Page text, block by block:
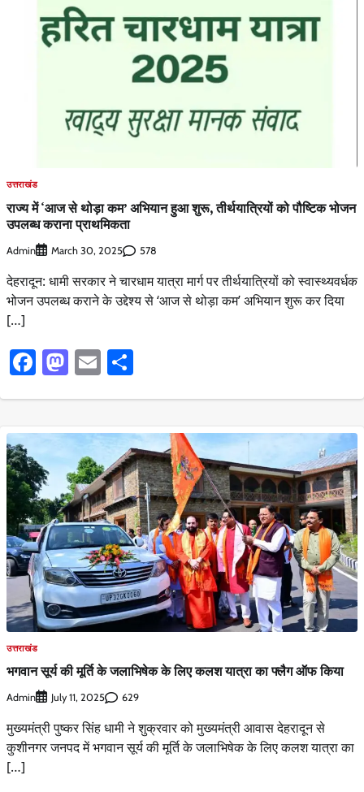
उत्तराखंड
राज्य में ‘आज से थोड़ा कम’ अभियान हुआ शुरू, तीर्थयात्रियों को पौष्टिक भोजन
उपलब्ध कराना प्राथमिकता
Admin March 30, 2025 578
देहरादून: धामी सरकार ने चारधाम यात्रा मार्ग पर तीर्थयात्रियों को स्वास्थ्यवर्धक
भोजन उपलब्ध कराने के उद्देश्य से ‘आज से थोड़ा कम’ अभियान शुरू कर दिया
[…]
Facebook
Mastodon
Email
उत्तराखंड
भगवान सूर्य की मूर्ति के जलाभिषेक के लिए कलश यात्रा का फ्लैग ऑफ किया
Admin July 11, 2025 629
मुख्यमंत्री पुष्कर सिंह धामी ने शुक्रवार को मुख्यमंत्री आवास देहरादून से
कुशीनगर जनपद में भगवान सूर्य की मूर्ति के जलाभिषेक के लिए कलश यात्रा का
[…]